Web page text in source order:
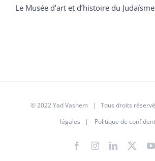
Le Musée d’art et d’histoire du Judaïsme
© 2022 Yad Vashem | Tous droits
légales | Politique de
FacebookInstagramLinkedIn
X